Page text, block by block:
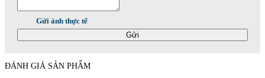
Gửi ảnh thực tế
Gửi
ĐÁNH GIÁ SẢN PHẨM